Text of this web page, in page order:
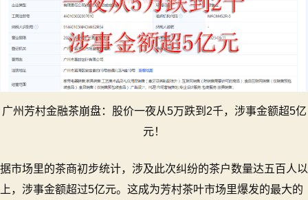
广州芳村金融茶崩盘：股价一夜从5万跌到2千，涉事金额超5亿
元！
据市场里的茶商初步统计，涉及此次纠纷的茶户数量达五百人以
上，涉事金额超过5亿元。这成为芳村茶叶市场里爆发的最大的